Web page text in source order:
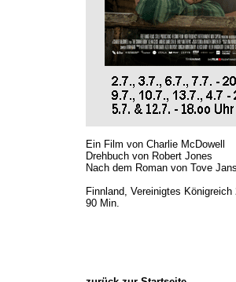
Ein Film von Charlie McDowell
Drehbuch von Robert Jones
Nach dem Roman von Tove
Finnland, Vereinigtes Königreich
90 Min.